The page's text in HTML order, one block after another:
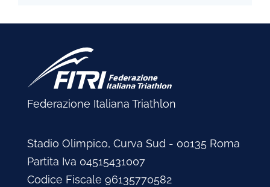
Federazione Italiana Triathlon
Stadio Olimpico, Curva Sud - 00135 Roma
Partita Iva 04515431007
Codice Fiscale 96135770582